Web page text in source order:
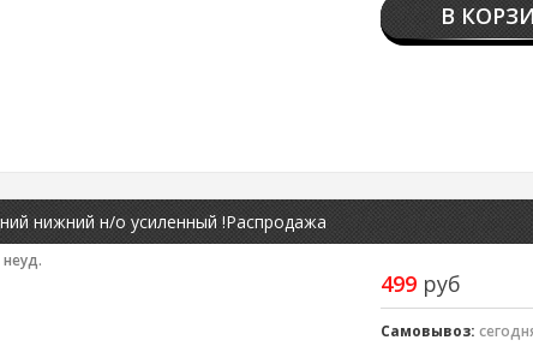
В
нижний н/о усиленный !Распродажа
499 руб
Самовывоз:
неуд.